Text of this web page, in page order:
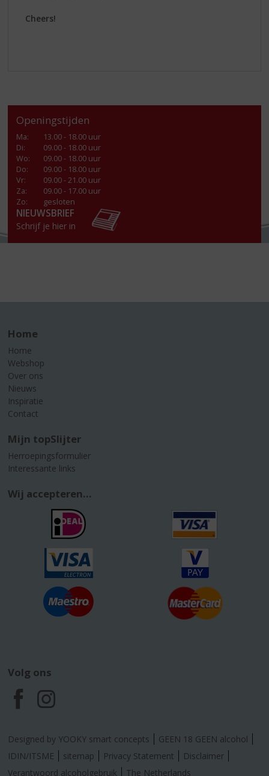
Cheers!
Openingstijden
Ma:
13.00 - 18.00 uur
Di:
09.00 - 18.00 uur
Wo:
09.00 - 18.00 uur
Do:
09.00 - 18.00 uur
Vr:
09.00 - 21.00 uur
Za:
09.00 - 17.00 uur
Zo:
gesloten
NIEUWSBRIEF
Schrijf je hier in
Home
Home
Webshop
Over ons
Nieuws
Inspiratie
Contact
Mijn topSlijter
Herroepingsformulier
Interessante links
Wij accepteren...
Volg ons
F
a
c
I
n
s
Designed by YOOKY smart concepts
GEEN 18 GEEN alcohol
IDIN/ITSME
sitemap Privacy Statement
Disclaimer
Verantwoord alcoholgebruik
The Netherlands